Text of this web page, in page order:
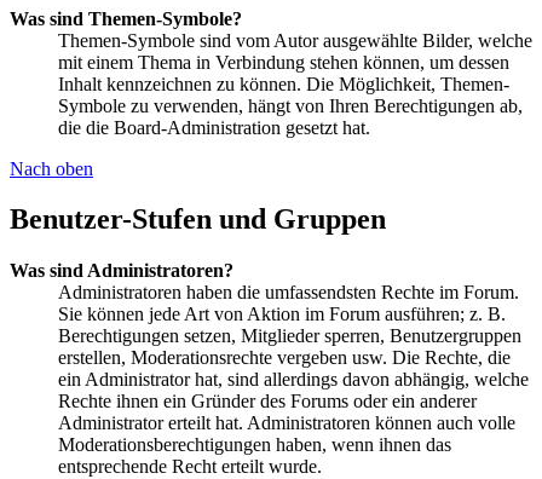
Was sind Themen-Symbole?
Themen-Symbole sind vom Autor ausgewählte Bilder, welche
mit einem Thema in Verbindung stehen können, um dessen
Inhalt kennzeichnen zu können. Die Möglichkeit, Themen-
Symbole zu verwenden, hängt von Ihren Berechtigungen ab,
die die Board-Administration gesetzt hat.
Nach oben
Benutzer-Stufen und Gruppen
Was sind Administratoren?
Administratoren haben die umfassendsten Rechte im Forum.
Sie können jede Art von Aktion im Forum ausführen; z. B.
Berechtigungen setzen, Mitglieder sperren, Benutzergruppen
erstellen, Moderationsrechte vergeben usw. Die Rechte, die
ein Administrator hat, sind allerdings davon abhängig, welche
Rechte ihnen ein Gründer des Forums oder ein anderer
Administrator erteilt hat. Administratoren können auch volle
Moderationsberechtigungen haben, wenn ihnen das
entsprechende Recht erteilt wurde.